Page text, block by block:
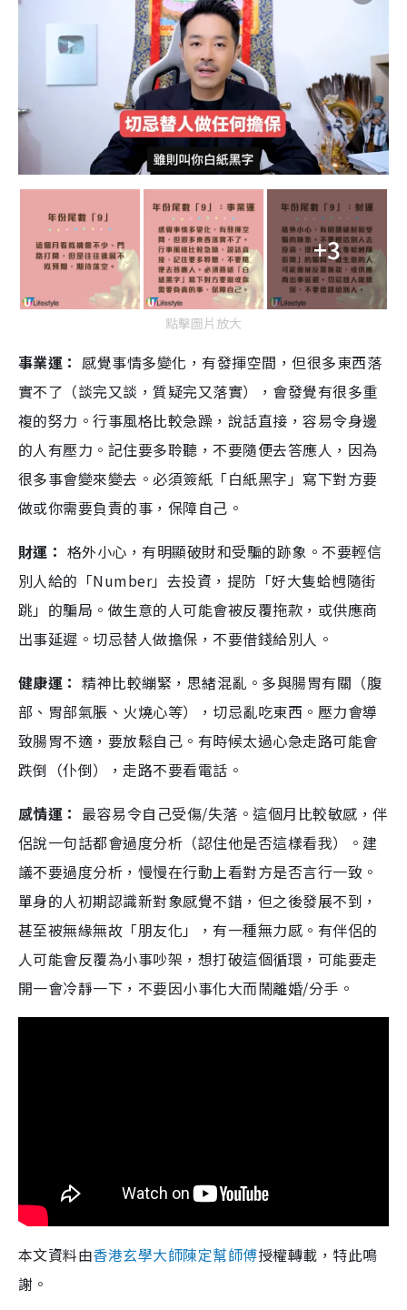
+3
點擊圖片放大
事業運： 感覺事情多變化，有發揮空間，但很多東西落
實不了（談完又談，質疑完又落實），會發覺有很多重
複的努力。行事風格比較急躁，說話直接，容易令身邊
的人有壓力。記住要多聆聽，不要隨便去答應人，因為
很多事會變來變去。必須簽紙「白紙黑字」寫下對方要
做或你需要負責的事，保障自己。
財運： 格外小心，有明顯破財和受騙的跡象。不要輕信
別人給的「Number」去投資，提防「好大隻蛤乸隨街
跳」的騙局。做生意的人可能會被反覆拖款，或供應商
出事延遲。切忌替人做擔保，不要借錢給別人。
健康運： 精神比較繃緊，思緒混亂。多與腸胃有關（腹
部、胃部氣脹、火燒心等），切忌亂吃東西。壓力會導
致腸胃不適，要放鬆自己。有時候太過心急走路可能會
跌倒（仆倒），走路不要看電話。
感情運： 最容易令自己受傷/失落。這個月比較敏感，伴
侶說一句話都會過度分析（認住他是否這樣看我）。建
議不要過度分析，慢慢在行動上看對方是否言行一致。
單身的人初期認識新對象感覺不錯，但之後發展不到，
甚至被無緣無故「朋友化」，有一種無力感。有伴侶的
人可能會反覆為小事吵架，想打破這個循環，可能要走
開一會冷靜一下，不要因小事化大而鬧離婚/分手。
本文資料由香港玄學大師陳定幫師傅授權轉載，特此鳴
謝。